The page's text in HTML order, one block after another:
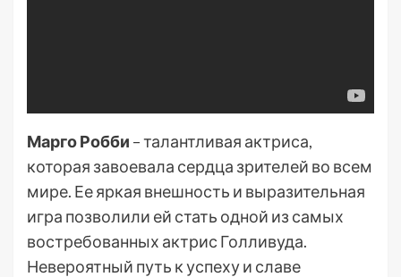
Марго Робби – талантливая актриса,
которая завоевала сердца зрителей во всем
мире. Ее яркая внешность и выразительная
игра позволили ей стать одной из самых
востребованных актрис Голливуда.
Невероятный путь к успеху и славе